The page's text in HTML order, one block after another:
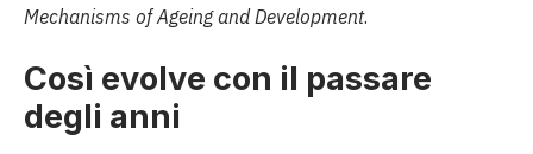
Mechanisms of Ageing and Development.
Così evolve con il passare
degli anni